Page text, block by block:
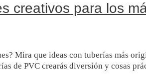
creativos para los
Mira que ideas con tuberías más
de PVC crearás diversión y cosas